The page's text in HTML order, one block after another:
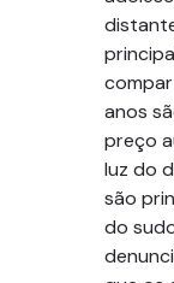
anos
preço
luz do
são
do